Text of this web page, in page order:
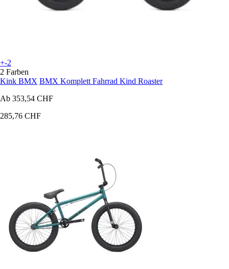
+-2
2 Farben
Kink BMX BMX Komplett Fahrrad Kind Roaster
Ab 353,54 CHF
285,76 CHF